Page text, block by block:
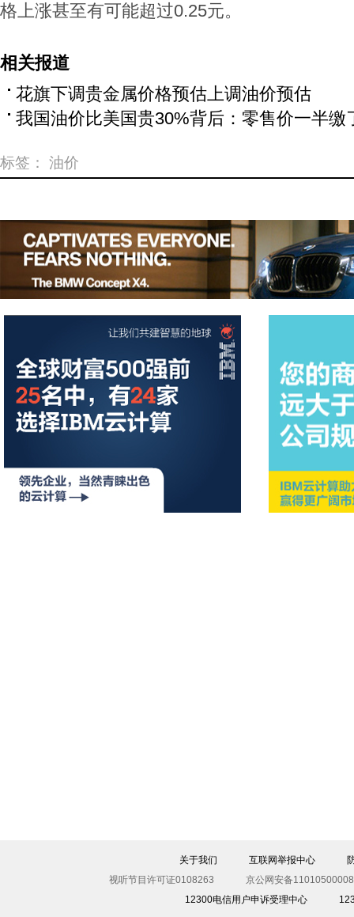
格上涨甚至有可能超过0.25元。
相关报道
花旗下调贵金属价格预估上调油价预估
我国油价比美国贵30%背后：零售价一半缴
标签： 油价
关于我们 互联网举报中心
视听节目许可证0108263
京公网安备
12300电信用户申诉受理中心